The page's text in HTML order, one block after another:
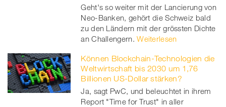
Geht's so weiter mit der Lancierung von
Neo-Banken, gehört die Schweiz bald
zu den Ländern mit der grössten Dichte
an Challengern. Weiterlesen
Können Blockchain-Technologien die
Weltwirtschaft bis 2030 um 1,76
Billionen US-Dollar stärken?
Ja, sagt PwC, und beleuchtet in ihrem
Report "Time for Trust" in aller